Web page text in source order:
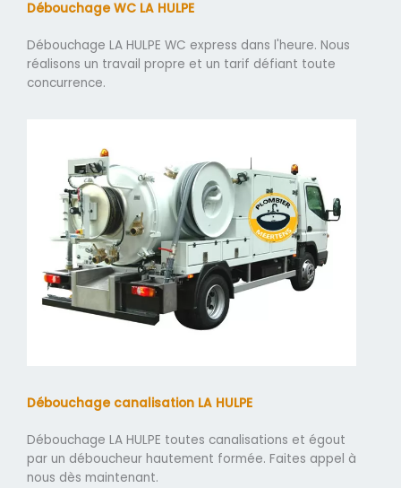
Débouchage WC LA HULPE
Débouchage LA HULPE WC express dans l'heure. Nous
réalisons un travail propre et un tarif défiant toute
concurrence.
Débouchage canalisation LA HULPE
Débouchage LA HULPE toutes canalisations et égout
par un déboucheur hautement formée. Faites appel à
nous dès maintenant.